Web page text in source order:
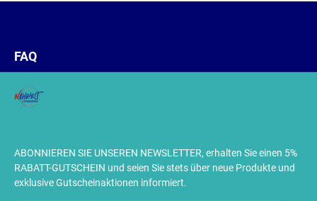
ABONNIEREN SIE UNSEREN NEWSLETTER, erhalten Sie einen 5%
RABATT-GUTSCHEIN und seien Sie stets über neue Produkte und
exklusive Gutscheinaktionen informiert.
FAQ